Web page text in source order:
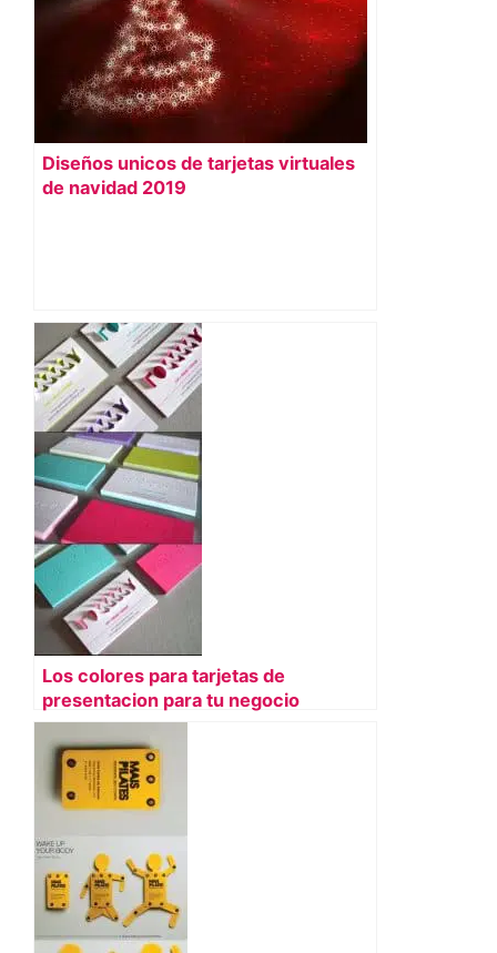
Diseños unicos de tarjetas virtuales
de navidad 2019
Los colores para tarjetas de
presentacion para tu negocio